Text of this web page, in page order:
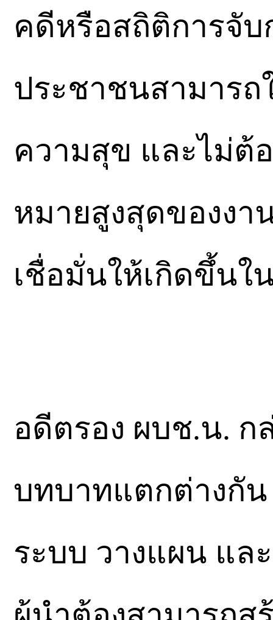
คดีหรือสถิติการจั
ประชาชนสามาร
ความสุข และไม่ต้อ
หมายสูงสุดของงา
เชื่อมั่นให้เกิดขึ้นใ
อดีตรอง ผบช.น. ก
บทบาทแตกต่างกั
ระบบ วางแผน แ